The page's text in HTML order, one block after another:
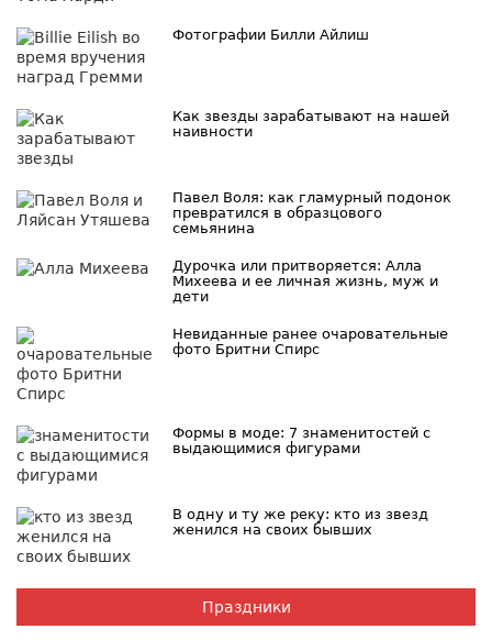
Фотографии Билли Айлиш
Как звезды зарабатывают на нашей
наивности
Павел Воля: как гламурный подонок
превратился в образцового
семьянина
Дурочка или притворяется: Алла
Михеева и ее личная жизнь, муж и
дети
Невиданные ранее очаровательные
фото Бритни Спирс
Формы в моде: 7 знаменитостей с
выдающимися фигурами
В одну и ту же реку: кто из звезд
женился на своих бывших
Праздники